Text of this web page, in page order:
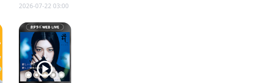
2026-07-22 03:00